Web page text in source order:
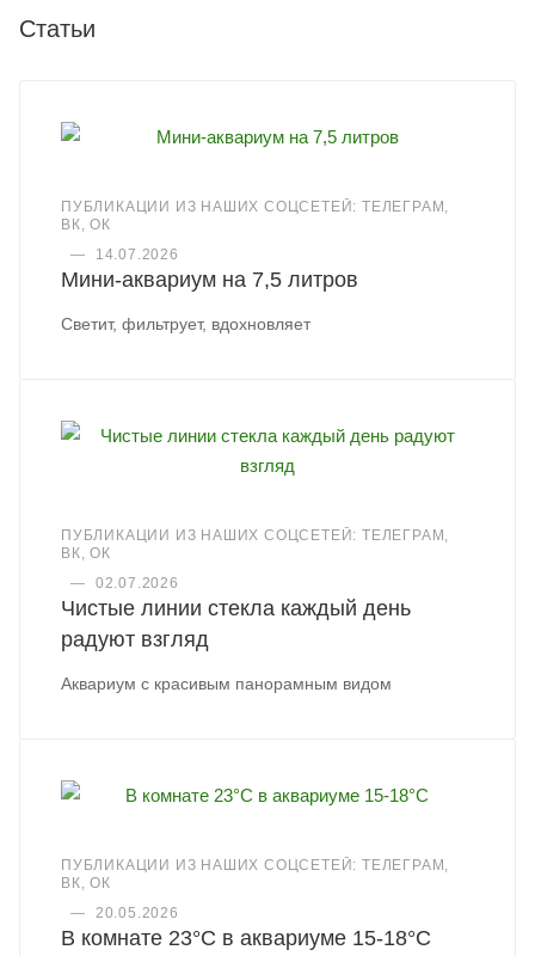
Статьи
ПУБЛИКАЦИИ ИЗ НАШИХ СОЦСЕТЕЙ: ТЕЛЕГРАМ,
ВК, ОК
—
14.07.2026
Мини-аквариум на 7,5 литров
Светит, фильтрует, вдохновляет
ПУБЛИКАЦИИ ИЗ НАШИХ СОЦСЕТЕЙ: ТЕЛЕГРАМ,
ВК, ОК
—
02.07.2026
Чистые линии стекла каждый день
радуют взгляд
Аквариум с красивым панорамным видом
ПУБЛИКАЦИИ ИЗ НАШИХ СОЦСЕТЕЙ: ТЕЛЕГРАМ,
ВК, ОК
—
20.05.2026
В комнате 23°C в аквариуме 15-18°C